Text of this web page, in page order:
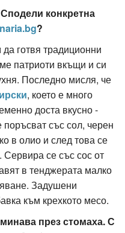
конкретна
?
готвя традиционни
патриоти вкъщи и си
Последно мисля, че
, което е много
доста вкусно -
със сол, черен
в олио и след това се
Сервира се със сос от
в тенджерата малко
Задушени
към крехкото месо.
през стомаха. С